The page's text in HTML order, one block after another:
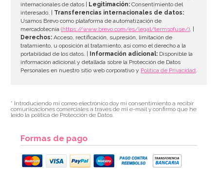
AÑADIR
internacionales de datos |
Legitimación: Consentimiento del
interesado. | Transferencias internacionales de datos:
Usamos Brevo como plataforma de automatización de
mercadotecnia(https://www.brevo.com/es/legal/termsofuse/). |
Derechos: Acceso, rectificación, supresión, limitación de
tratamiento, u oposición al tratamiento, así como el derecho a la
portabilidad de los datos. |
Información adicional: Disponible la
información adicional y detallada sobre la Protección de Datos
Personales en nuestro sitio web corporativo y Política de Privacidad.
* Introduciendo mi correo electrónico doy mi consentimiento a recibir
comunicaciones comerciales a través de mi e-mail y confirmo que he
leído la política de Protección de Datos.
Formas de pago